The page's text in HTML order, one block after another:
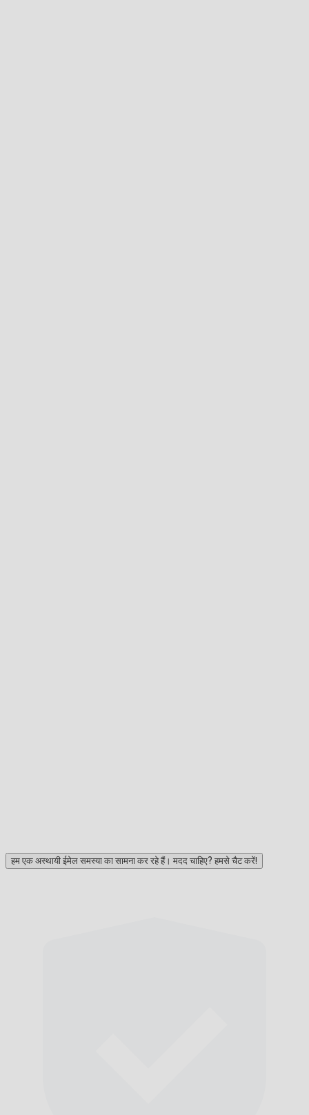
हम एक अस्थायी ईमेल समस्या का सामना कर रहे हैं। मदद चाहिए? हमसे चैट करें!